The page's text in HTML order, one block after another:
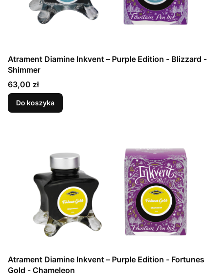
Atrament Diamine Inkvent – Purple Edition - Blizzard -
Shimmer
Cena
63,00 zł
Do koszyka
Atrament Diamine Inkvent – Purple Edition - Fortunes
Gold - Chameleon